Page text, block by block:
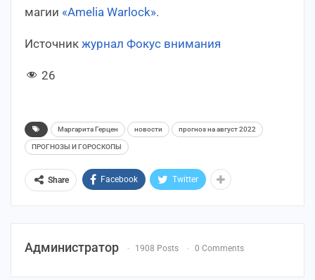
магии «Amelia Warlock».
Источник журнал Фокус внимания
26
Маргарита Герцен новости прогноз на август 2022
ПРОГНОЗЫ И ГОРОСКОПЫ
Share Facebook Twitter
Администратор 1908 Posts 0 Comments